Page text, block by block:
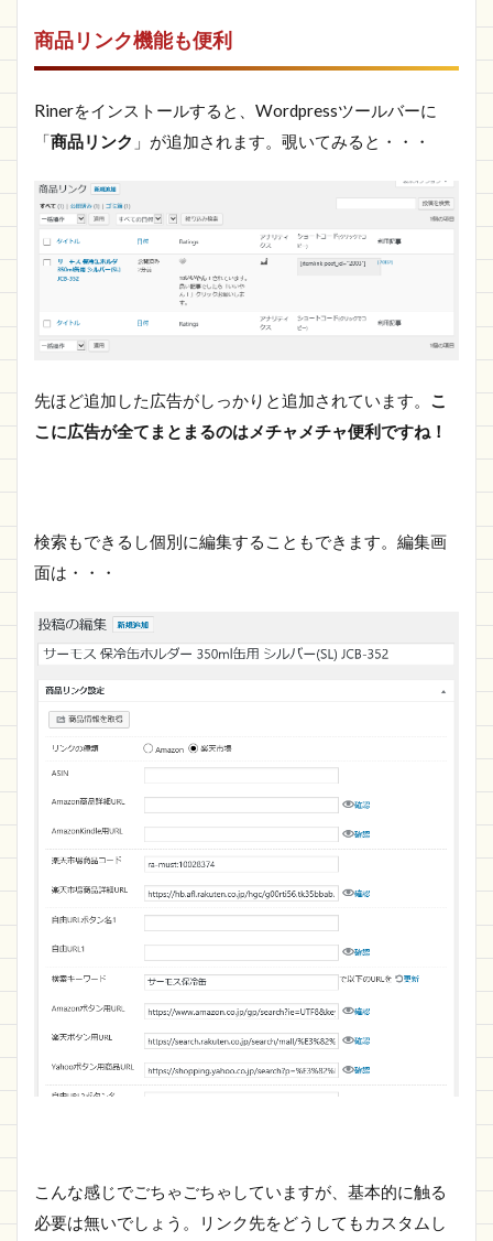
商品リンク機能も便利
Rinerをインストールすると、Wordpressツールバーに
「商品リンク 」が追加されます。覗いてみると・・・
先ほど追加した広告がしっかりと追加されています。 こ
こに広告が全てまとまるのはメチャメチャ便利ですね！
検索もできるし個別に編集することもできます。編集画
面は・・・
こんな感じでごちゃごちゃしていますが、基本的に触る
必要は無いでしょう。リンク先をどうしてもカスタムし